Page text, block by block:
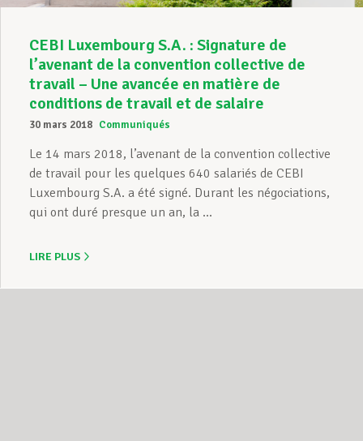
CEBI Luxembourg S.A. : Signature de
l’avenant de la convention collective de
travail – Une avancée en matière de
conditions de travail et de salaire
30 mars 2018 Communiqués
Le 14 mars 2018, l’avenant de la convention collective
de travail pour les quelques 640 salariés de CEBI
Luxembourg S.A. a été signé. Durant les négociations,
qui ont duré presque un an, la ...
LIRE PLUS